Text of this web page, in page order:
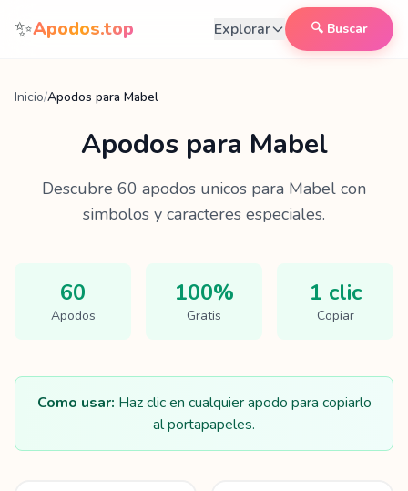
Saltar al contenido
✨Apodos.top Explorar 🔍 Buscar
Inicio/Apodos para Mabel
Apodos para Mabel
Descubre 60 apodos unicos para Mabel con
simbolos y caracteres especiales.
60
Apodos
100%
Gratis
1 clic
Copiar
Como usar: Haz clic en cualquier apodo para copiarlo
al portapapeles.